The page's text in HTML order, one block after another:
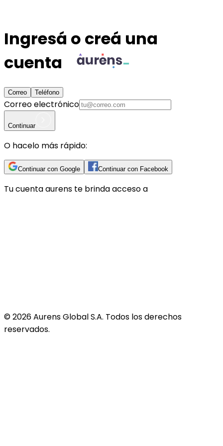
Ingresá o creá una
cuenta
Correo Teléfono
Correo electrónico
Continuar
O hacelo más rápido:
Continuar con Google Continuar con Facebook
Tu cuentaaurens te brinda acceso a
©2026Aurens Global S.A. Todos los derechos
reservados.